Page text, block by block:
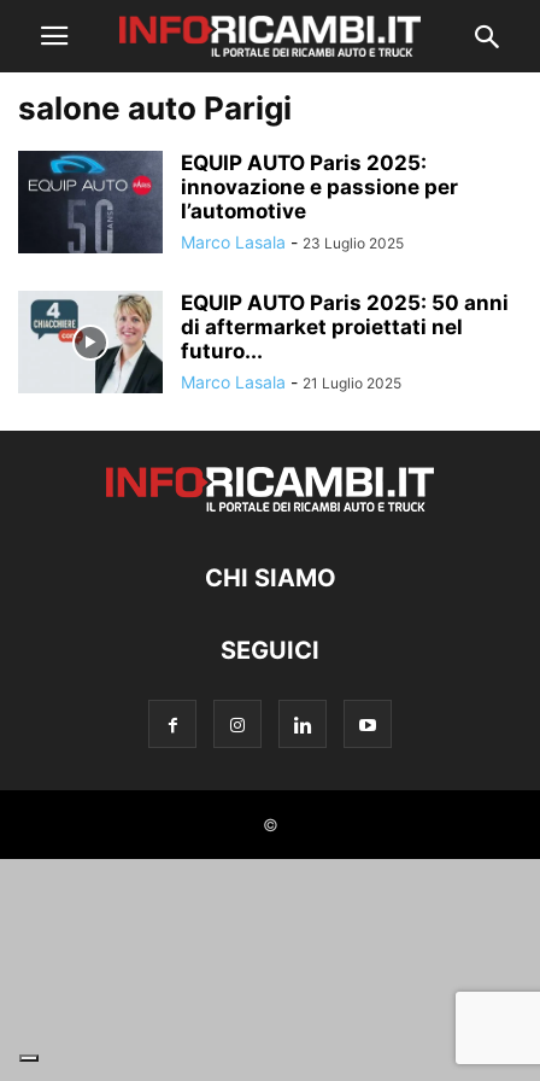
salone auto Parigi
EQUIP AUTO Paris 2025:
innovazione e passione per
l’automotive
Marco Lasala - 23 Luglio 2025
EQUIP AUTO Paris 2025: 50 anni
di aftermarket proiettati nel
futuro...
Marco Lasala - 21 Luglio 2025
CHI SIAMO
SEGUICI
©